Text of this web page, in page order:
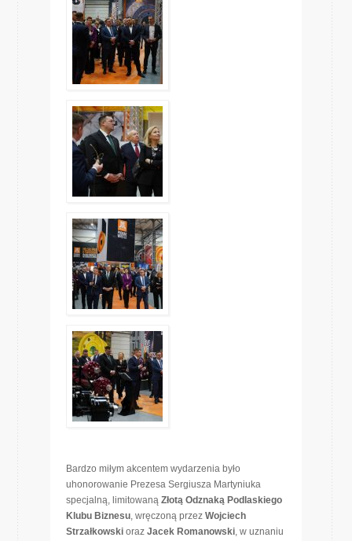
Bardzo miłym akcentem wydarzenia było
uhonorowanie Prezesa Sergiusza Martyniuka
specjalną, limitowaną Złotą Odznaką Podlaskiego
Klubu Biznesu, wręczoną przez Wojciech
Strzałkowski oraz Jacek Romanowski, w uznaniu